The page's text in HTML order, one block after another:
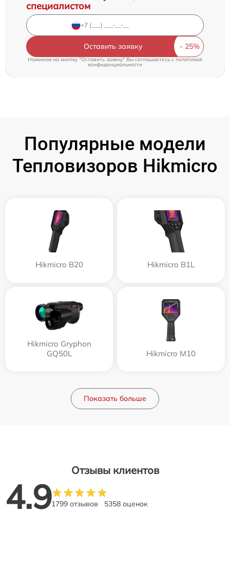
специалистом
Оставить заявку
Нажимая на кнопку "Оставить заявку" Вы соглашаетесь cполитикой
конфиденциальности
Популярные модели
Тепловизоров Hikmicro
Hikmicro B20 Hikmicro B1L
Hikmicro Gryphon
GQ50L
Hikmicro M10
Показать больше
Отзывы клиентов
4.91799 отзывов 5358 оценок